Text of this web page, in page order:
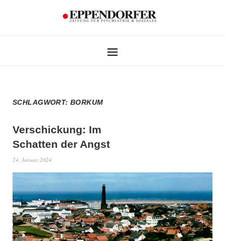
SCHLAGWORT:BORKUM
Verschickung: Im
Schatten der Angst
24. Januar 2024